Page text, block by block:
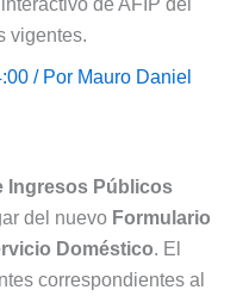
vigentes.
/ Por Mauro Daniel
Ingresos Públicos
del nuevo Formulario
Doméstico. El
correspondientes al